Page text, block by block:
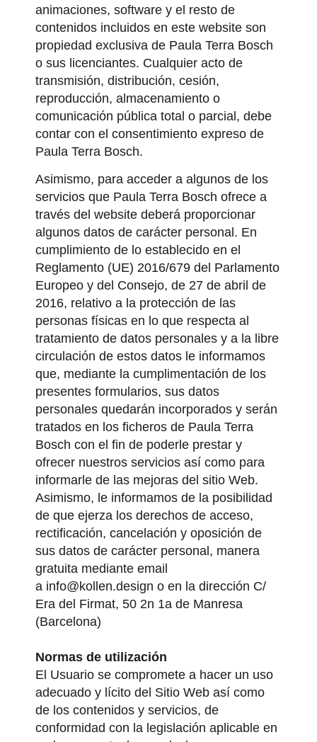
animaciones, software y el resto de
contenidos incluidos en este website son
propiedad exclusiva de Paula Terra Bosch
o sus licenciantes. Cualquier acto de
transmisión, distribución, cesión,
reproducción, almacenamiento o
comunicación pública total o parcial, debe
contar con el consentimiento expreso de
Paula Terra Bosch.
Asimismo, para acceder a algunos de los
servicios que Paula Terra Bosch ofrece a
través del website deberá proporcionar
algunos datos de carácter personal. En
cumplimiento de lo establecido en el
Reglamento (UE) 2016/679 del Parlamento
Europeo y del Consejo, de 27 de abril de
2016, relativo a la protección de las
personas físicas en lo que respecta al
tratamiento de datos personales y a la libre
circulación de estos datos le informamos
que, mediante la cumplimentación de los
presentes formularios, sus datos
personales quedarán incorporados y serán
tratados en los ficheros de Paula Terra
Bosch con el fin de poderle prestar y
ofrecer nuestros servicios así como para
informarle de las mejoras del sitio Web.
Asimismo, le informamos de la posibilidad
de que ejerza los derechos de acceso,
rectificación, cancelación y oposición de
sus datos de carácter personal, manera
gratuita mediante email
a info@kollen.design o en la dirección C/
Era del Firmat, 50 2n 1a de Manresa
(Barcelona)
Normas de utilización
El Usuario se compromete a hacer un uso
adecuado y lícito del Sitio Web así como
de los contenidos y servicios, de
conformidad con la legislación aplicable en